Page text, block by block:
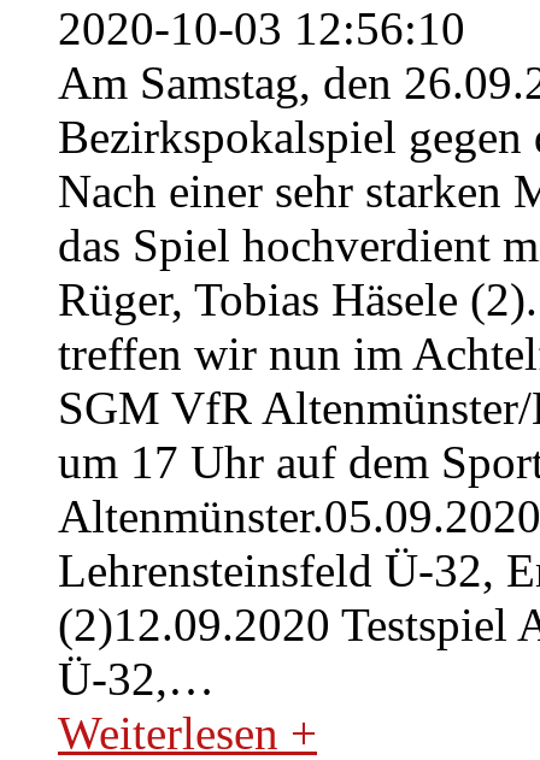
2020-10-03 12:56:10
Am Samstag, den
Bezirkspokalspiel
Nach einer sehr starken
das Spiel hochverdient
Rüger, Tobias Häsele
treffen wir nun im
SGM VfR
um 17 Uhr auf dem
Lehrensteinsfeld Ü-32,
(2)12.09.2020 Testspiel
Ü-32,…
Weiterlesen +